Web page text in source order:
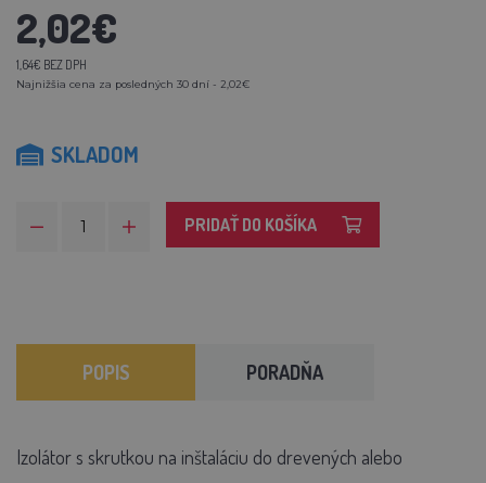
2,02€
1,64€ BEZ DPH
Najnižšia cena za posledných 30 dní - 2,02€
SKLADOM
PRIDAŤ DO KOŠÍKA
POPIS PORADŇA
Izolátor s skrutkou na inštaláciu do drevených alebo